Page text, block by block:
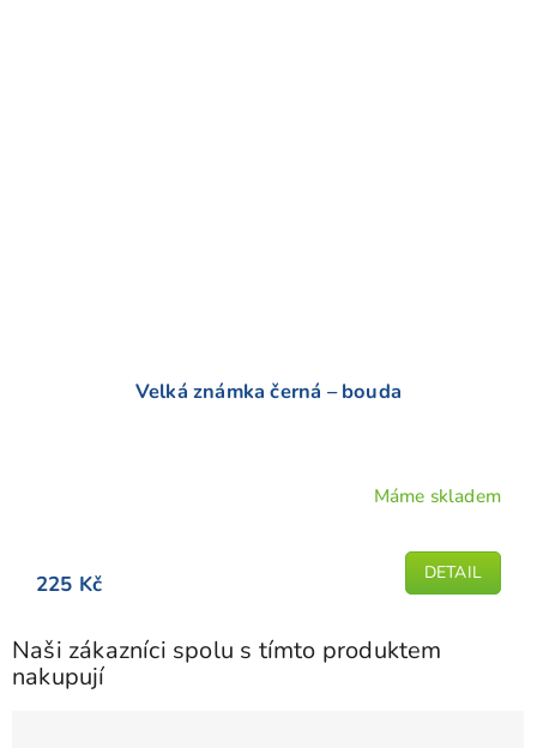
Velká známka černá – bouda
je
5
hvězdiček.
Máme skladem
225 Kč DETAIL
Naši zákazníci spolu s tímto produktem
nakupují